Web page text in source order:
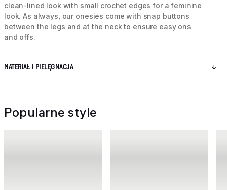
clean-lined look with small crochet edges for a feminine
look. As always, our onesies come with snap buttons
between the legs and at the neck to ensure easy ons
and offs.
MATERIAŁ I PIELĘGNACJA
Popularne style